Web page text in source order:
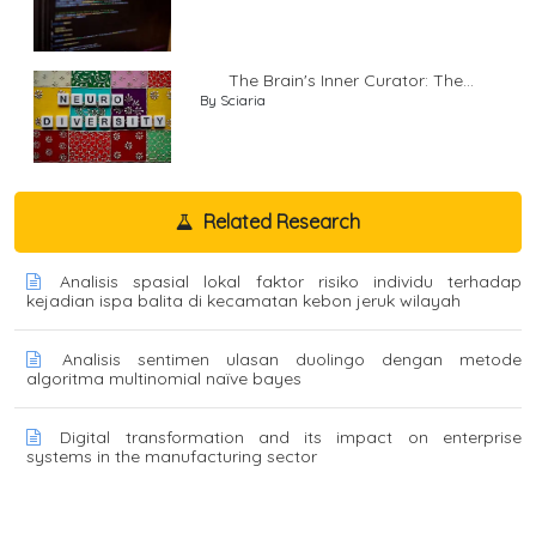
The Brain's Inner Curator: The...
By Sciaria
Related Research
Analisis spasial lokal faktor risiko individu terhadap
kejadian ispa balita di kecamatan kebon jeruk wilayah
Analisis sentimen ulasan duolingo dengan metode
algoritma multinomial naïve bayes
Digital transformation and its impact on enterprise
systems in the manufacturing sector